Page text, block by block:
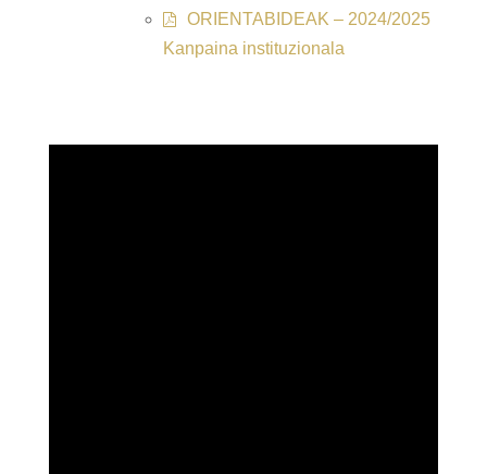
ORIENTABIDEAK – 2024/2025
Kanpaina instituzionala